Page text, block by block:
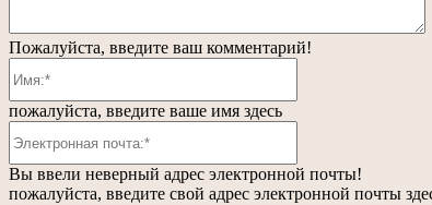
Пожалуйста, введите ваш комментарий!
пожалуйста, введите ваше имя здесь
Вы ввели неверный адрес электронной почты!
пожалуйста, введите свой адрес электронной почты